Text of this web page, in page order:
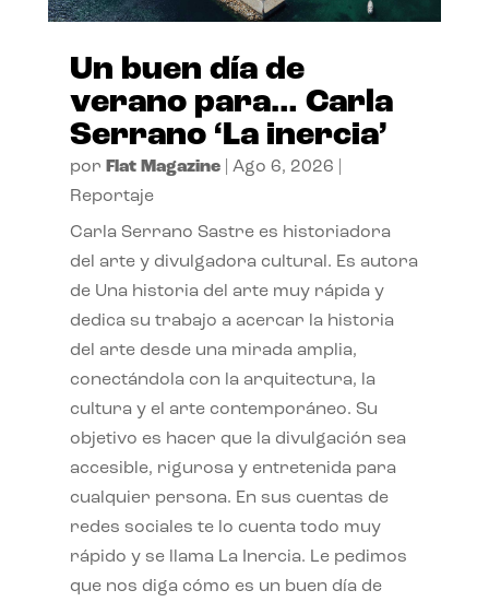
Un buen día de
verano para… Carla
Serrano ‘La inercia’
por Flat Magazine| Ago 6, 2026
Reportaje
Carla Serrano Sastre es historiadora
del arte y divulgadora cultural. Es autora
de Una historia del arte muy rápida y
dedica su trabajo a acercar la historia
del arte desde una mirada amplia,
conectándola con la arquitectura, la
cultura y el arte contemporáneo. Su
objetivo es hacer que la divulgación sea
accesible, rigurosa y entretenida para
cualquier persona. En sus cuentas de
redes sociales te lo cuenta todo muy
rápido y se llama La Inercia. Le pedimos
que nos diga cómo es un buen día de